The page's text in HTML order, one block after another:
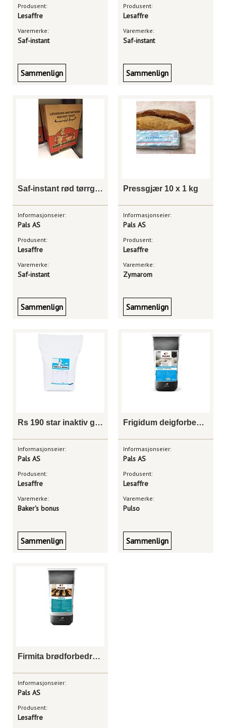
Produsent:
Lesaffre
Varemerke:
Saf-instant
Sammenlign
Produsent:
Lesaffre
Varemerke:
Saf-instant
Sammenlign
Saf-instant rød tørrgjær 15 kg
Informasjonseier:
Pals AS
Produsent:
Lesaffre
Varemerke:
Saf-instant
Sammenlign
Pressgjær 10 x 1 kg
Informasjonseier:
Pals AS
Produsent:
Lesaffre
Varemerke:
Zymarom
Sammenlign
Rs 190 star inaktiv gjær sekk 25 kg
Informasjonseier:
Pals AS
Produsent:
Lesaffre
Varemerke:
Baker's bonus
Sammenlign
Frigidum deigforbedrer 25 kg
Informasjonseier:
Pals AS
Produsent:
Lesaffre
Varemerke:
Pulso
Sammenlign
Firmita brødforbedrer 25 kg
Informasjonseier:
Pals AS
Produsent:
Lesaffre